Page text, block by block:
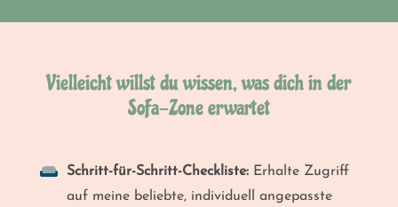
Vielleicht willst du wissen, was dich in der
SoFa-Zone erwartet
Schritt-für-Schritt-Checkliste: Erhalte Zugriff
auf meine beliebte, individuell angepasste